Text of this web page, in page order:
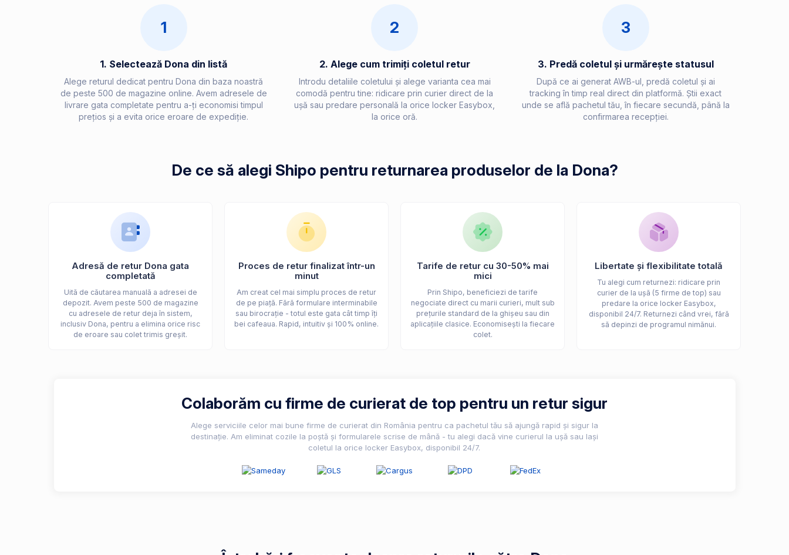
1
1. Selectează Dona din listă
Alege returul dedicat pentru Dona din baza noastră
de peste 500 de magazine online. Avem adresele de
livrare gata completate pentru a-ți economisi timpul
prețios și a evita orice eroare de expediție.
2
2. Alege cum trimiți coletul retur
Introdu detaliile coletului și alege varianta cea mai
comodă pentru tine: ridicare prin curier direct de la
ușă sau predare personală la orice locker Easybox,
la orice oră.
3
3. Predă coletul și urmărește statusul
După ce ai generat AWB-ul, predă coletul și ai
tracking în timp real direct din platformă. Știi exact
unde se află pachetul tău, în fiecare secundă, până la
confirmarea recepției.
De ce să alegi Shipo pentru returnarea produselor de la Dona?
Adresă de retur Dona gata
completată
Uită de căutarea manuală a adresei de
depozit. Avem peste 500 de magazine
cu adresele de retur deja în sistem,
inclusiv Dona, pentru a elimina orice risc
de eroare sau colet trimis greșit.
Proces de retur finalizat într-un
minut
Am creat cel mai simplu proces de retur
de pe piață. Fără formulare interminabile
sau birocrație - totul este gata cât timp îți
bei cafeaua. Rapid, intuitiv și 100% online.
Tarife de retur cu 30-50% mai
mici
Prin Shipo, beneficiezi de tarife
negociate direct cu marii curieri, mult sub
prețurile standard de la ghișeu sau din
aplicațiile clasice. Economisești la fiecare
colet.
Libertate și flexibilitate totală
Tu alegi cum returnezi: ridicare prin
curier de la ușă (5 firme de top) sau
predare la orice locker Easybox,
disponibil 24/7. Returnezi când vrei, fără
să depinzi de programul nimănui.
Colaborăm cu firme de curierat de top pentru un retur sigur
Alege serviciile celor mai bune firme de curierat din România pentru ca pachetul tău să ajungă rapid și sigur la
destinație. Am eliminat cozile la poștă și formularele scrise de mână - tu alegi dacă vine curierul la ușă sau lași
coletul la orice locker Easybox, disponibil 24/7.